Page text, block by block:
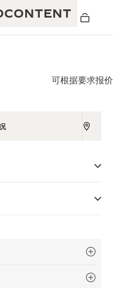
展
可根据要求报价